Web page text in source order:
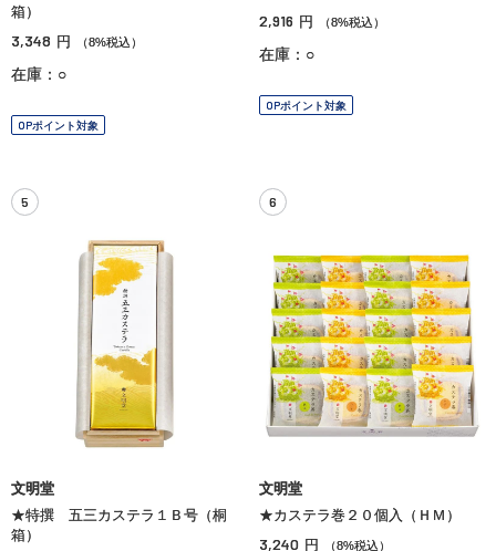
箱）
3,348 円 （8%税込）
在庫：○
OPポイント対象
2,916 円 （8%税込）
在庫：○
OPポイント対象
5
文明堂
★特撰 五三カステラ１Ｂ号（桐
箱）
6
文明堂
★カステラ巻２０個入（ＨＭ）
3,240 円 （8%税込）